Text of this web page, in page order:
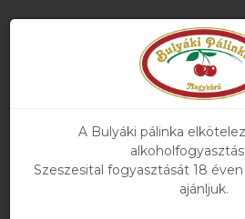
Főoldal»Termékeink» Szamócapálinka
A Bulyáki pálinka
Szeszesital fogyasztását 18
ajánljuk.